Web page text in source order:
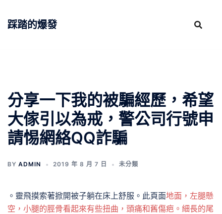
踩踏的爆發
分享一下我的被騙經歷，希望
大傢引以為戒，警公司行號申
請惕網絡QQ詐騙
BY ADMIN 2019 年 8 月 7 日 未分類
。靈飛摸索著掀開被子躺在床上舒服。此頁面地面，左腿懸
空，小腿的脛骨看起來有些扭曲，頭痛和舊傷疤。細長的尾